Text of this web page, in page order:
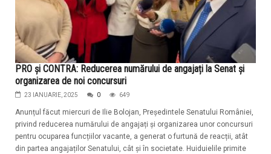
PRO și CONTRA: Reducerea numărului de angajați la Senat și
organizarea de noi concursuri
23 IANUARIE, 2025 0 649
Anunțul făcut miercuri de Ilie Bolojan, Președintele Senatului României,
privind reducerea numărului de angajați și organizarea unor concursuri
pentru ocuparea funcțiilor vacante, a generat o furtună de reacții, atât
din partea angajaților Senatului, cât și în societate. Huiduielile primite